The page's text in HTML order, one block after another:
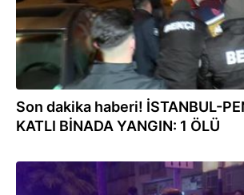
Son dakika haberi! İSTANBUL-
KATLI BİNADA YANGIN: 1 ÖLÜ
05.10.2021